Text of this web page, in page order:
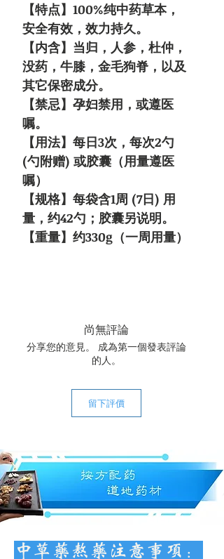
【特点】100%纯中药草本，
安全有效，效力持久。
【内含】当归，人参，杜仲，
没药，牛膝，金毛狗脊，以及
其它保密成分。
【禁忌】孕妇禁用，或遵医
嘱。
【用法】每日3次，每次2勺
(勺附赠) 或胶囊（用量遵医
嘱）
【规格】每袋含1周 (7日) 用
量，约42勺；胶囊另说明。
【重量】约330g（一周用量）
尚無評論
分享您的意見。 成為第一個發表評論
的人。
留下評價
中草药熬药注意事项：